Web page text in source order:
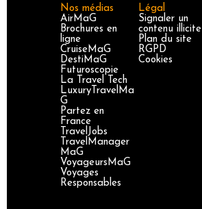
Nos médias
AirMaG
Brochures en
ligne
CruiseMaG
DestiMaG
Futuroscopie
La Travel Tech
LuxuryTravelMa
G
Partez en
France
TravelJobs
TravelManager
MaG
VoyageursMaG
Voyages
Responsables
Légal
Signaler un
contenu illicite
Plan du site
RGPD
Cookies